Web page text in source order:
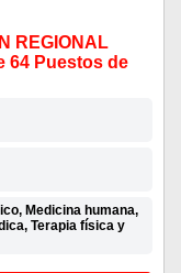
REGIONAL
64 Puestos de
Medicina humana,
Terapia física y